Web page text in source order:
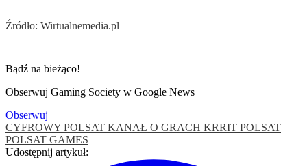
Źródło: Wirtualnemedia.pl
Bądź na bieżąco!
Obserwuj Gaming Society w Google News
Obserwuj
CYFROWY POLSAT KANAŁ O GRACH KRRIT POLSAT
POLSAT GAMES
Udostępnij artykuł: